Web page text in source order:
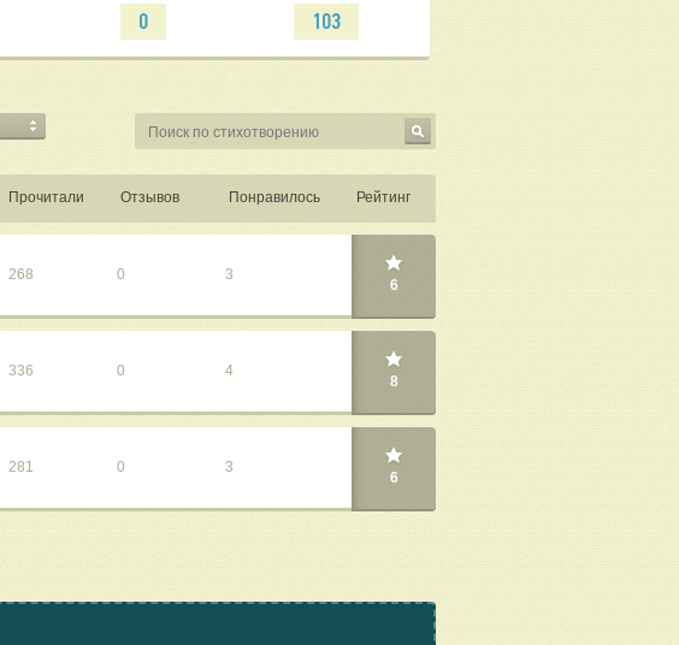
0 103
Прочитали Отзывов Понравилось Рейтинг
268 0 3
6
336 0 4
8
281 0 3
6